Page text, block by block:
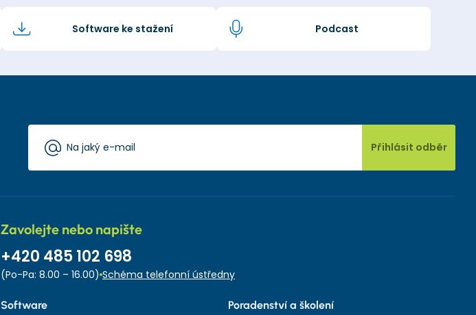
Software ke stažení Podcast
Přihlásit odběr
Zavolejte nebo napište
+420 485 102 698
(Po-Pa: 8.00 – 16.00) Schéma telefonní ústředny
Software Poradenství a školení